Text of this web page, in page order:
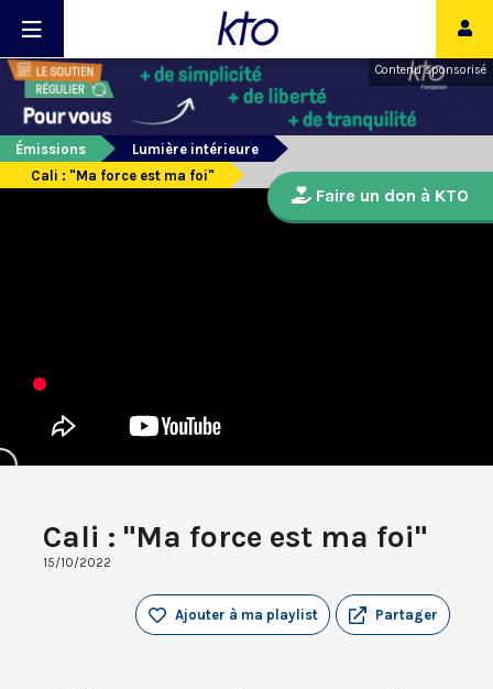
Contenu sponsorisé
Émissions
Lumière intérieure
Cali : "Ma force est ma foi"
Cali : "Ma force est ma foi"
15/10/2022
Partager
Ajouter à ma playlist
Faire un don à KTO